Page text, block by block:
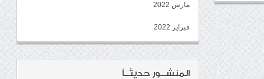
مارس 2022
فبراير 2022
المنشــور حديثــاً